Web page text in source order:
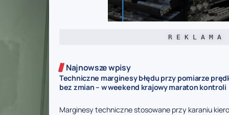
R E K L A M A
Najnowsze wpisy
Techniczne marginesy błędu przy pomiarze
bez zmian – w weekend krajowy maraton kontroli
Marginesy techniczne stosowane przy karaniu